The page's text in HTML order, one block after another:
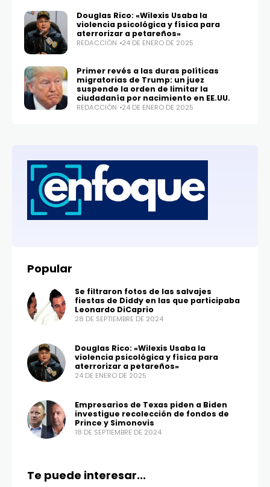
Douglas Rico: «Wilexis Usaba la
violencia psicológica y física para
aterrorizar a petareños»
REDACCIÓN 24 DE ENERO DE 2025
Primer revés a las duras políticas
migratorias de Trump: un juez
suspende la orden de limitar la
ciudadanía por nacimiento en EE.UU.
REDACCIÓN 24 DE ENERO DE 2025
Popular
Se filtraron fotos de las salvajes
fiestas de Diddy en las que participaba
Leonardo DiCaprio
28 DE SEPTIEMBRE DE 2024
Douglas Rico: «Wilexis Usaba la
violencia psicológica y física para
aterrorizar a petareños»
24 DE ENERO DE 2025
Empresarios de Texas piden a Biden
investigue recolección de fondos de
Prince y Simonovis
18 DE SEPTIEMBRE DE 2024
Te puede interesar...